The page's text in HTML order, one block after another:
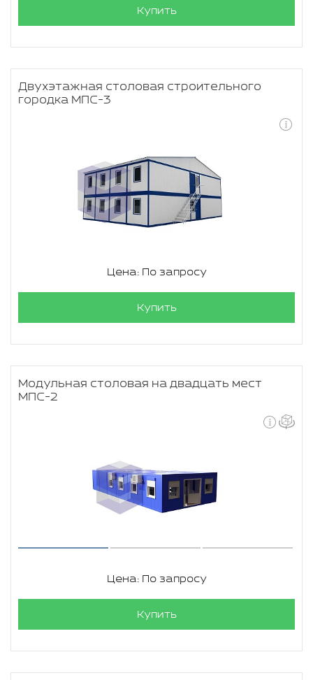
Купить
Двухэтажная столовая строительного
городка МПС-3
Цена: По запросу
Купить
Модульная столовая на двадцать мест
МПС-2
Цена: По запросу
Купить